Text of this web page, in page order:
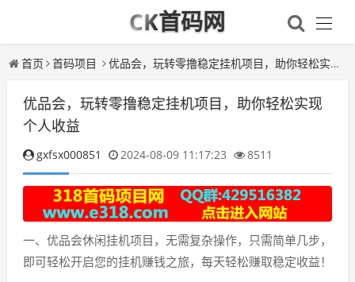
CK首码网
首页 首码项目 优品会，玩转零撸稳定挂机项目，助你轻松实现个人收益
优品会，玩转零撸稳定挂机项目，助你轻松实现
个人收益
gxfsx000851 2024-08-09 11:17:23 8511
一、优品会休闲挂机项目，无需复杂操作，只需简单几步，
即可轻松开启您的挂机赚钱之旅，每天轻松赚取稳定收益！